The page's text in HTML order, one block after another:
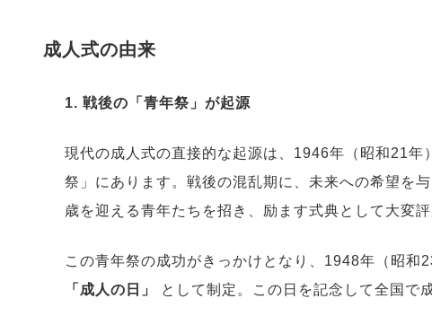
成人式の由来
1. 戦後の「青年祭」が起源
現代の成人式の直接的な起源は、1946年（昭和21
祭」にあります。戦後の混乱期に、未来への希望を
歳を迎える青年たちを招き、励ます式典として大変評
この青年祭の成功がきっかけとなり、1948年（昭和
「成人の日」
として制定。この日を記念して全国で